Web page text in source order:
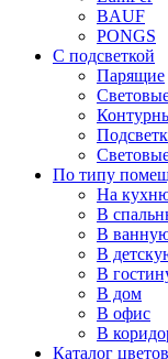
BAUF
PONGS
С подсветкой
Парящие
По типу
На
В
В
В
В
В дом
В офис
В
Каталог